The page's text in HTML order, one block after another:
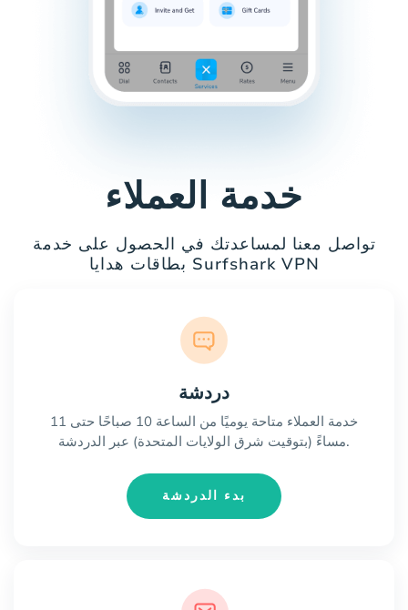
خدمة العملاء
تواصل معنا لمساعدتك في الحصول على خدمة
بطاقات هدايا Surfshark VPN
دردشة
خدمة العملاء متاحة يوميًا من الساعة 10 صباحًا حتى 11
مساءً (بتوقيت شرق الولايات المتحدة) عبر الدردشة.
بدء الدردشة